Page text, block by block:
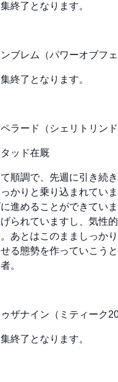
終了となります。
ブレム（パワーオブフェ
終了となります。
ラード（シェリトリンド
ッド在厩
順調で、先週に引き続
かりと乗り込まれてい
進めることができてい
られていますし、気性
あとはこのまましっか
る態勢を作っていこう
。
ザナイン（ミティーク
終了となります。